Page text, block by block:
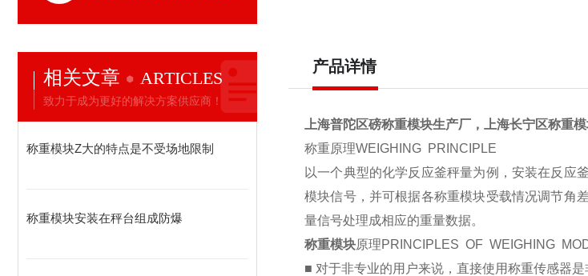
相关文章 ARTICLES
致力于成为更好的解决方案供应商！
称重模块Z大的特点是不受场地限制
称重模块安装在秤台组成防爆
产品详情
上海普陀区磅称重模块生产厂，上海长宁区称重
称重原理WEIGHING PRINCIPLE
以一个典型的化学反应釜秤量为例，安装在反应
模块信号，并可根据各称重模块受载情况调节角
量信号处理成相应的重量数据。
称重模块原理PRINCIPLES OF WEIGHING
■ 对于非专业的用户来说，直接使用称重传感器是